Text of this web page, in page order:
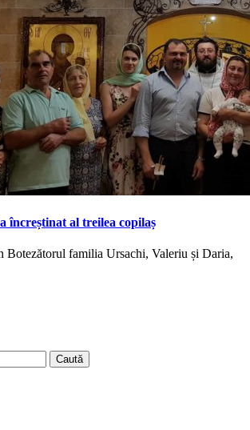
încreștinat al treilea copilaș
Botezătorul familia Ursachi, Valeriu și Daria,
Caută